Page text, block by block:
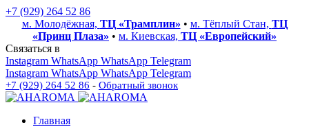
+7 (929) 264 52 86
м. Молодёжная, ТЦ «Трамплин» • м. Тёплый Стан, ТЦ
«Принц Плаза» • м. Киевская, ТЦ «Европейский»
Связаться в
Instagram WhatsApp WhatsApp Telegram
Instagram WhatsApp WhatsApp Telegram
+7 (929) 264 52 86 - Обратный звонок
Главная